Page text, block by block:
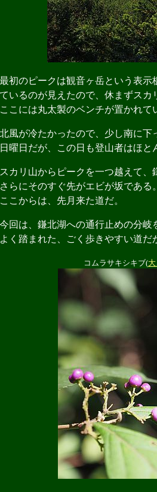
初のピークは観音ヶ岳という表示
いるのが見えたので、休まずスカ
こには丸太製のベンチが置かれて
風が冷たかったので、少し南に下
曜日だが、この日も登山者はほと
カリ山からピークを一つ越えて、
らにそのすぐ先がエビが坂である。
こからは、先月来た道だ。
回は、鎌北湖への通行止めの分岐
く踏まれた、ごく歩きやすい道だ
コムラサキシキブ(